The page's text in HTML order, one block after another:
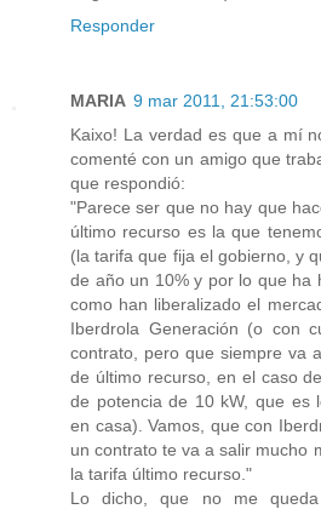
Responder
MARIA 9 mar 2011, 21:53:00
Kaixo! La verdad es que a mí
comenté con un amigo que
que respondió:
"Parece ser que no hay que
último recurso es la que
(la tarifa que fija el gobierno, y
de año un 10% y por lo que ha
como han liberalizado el
Iberdrola Generación (o con
contrato, pero que siempre va
de último recurso, en el caso
de potencia de 10 kW, que es
en casa). Vamos, que con
un contrato te va a salir mucho
la tarifa último recurso."
Lo dicho, que no me